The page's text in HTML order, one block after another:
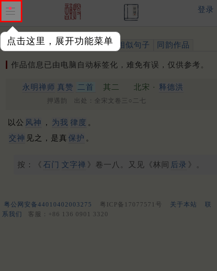
点击这里，展开功能菜单
登录
作品 标注四声 出处、引用 相似句子 同韵作品
作品信息已由电脑自动标签化，难免有误，仅供参考。
永明禅师 真赞 二首 其二 北宋 · 释德洪
押遇韵 出处：全宋文卷三○二七
以公 风神 ， 为我 律度 。
交神 见之，是真 保护 。
按：《 石门 文字禅 》卷一八。又见《林间 后录 》。
粤公网安备44010402003275 粤ICP备17077571号 关于本站
联
系我们
客服：+86 136 0901 3320